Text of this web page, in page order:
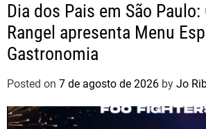
Dia dos Pais em São
Rangel apresenta Menu
Gastronomia
Posted on 7 de agosto de 2026 by Jo